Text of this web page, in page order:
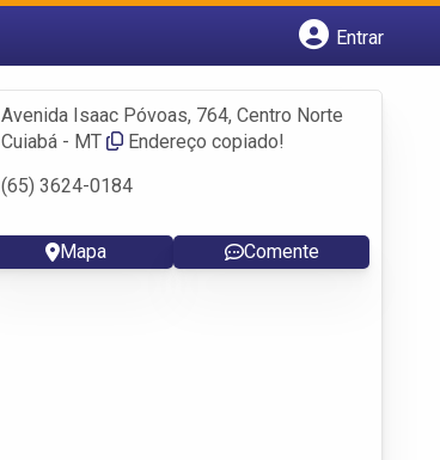
Entrar
Fazer login
Criar conta
Avenida Isaac Póvoas, 764, Centro Norte
Cuiabá - MT
Endereço copiado!
(65) 3624-0184
Mapa Comente